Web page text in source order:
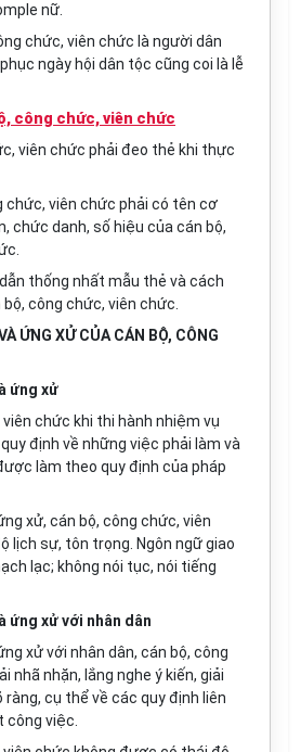
nữ.
chức, viên chức là người dân
ngày hội dân tộc cũng coi là lễ
công chức, viên chức
viên chức phải đeo thẻ khi thực
chức, viên chức phải có tên cơ
chức danh, số hiệu của cán bộ,
thống nhất mẫu thẻ và cách
công chức, viên chức.
ỨNG XỬ CỦA CÁN BỘ, CÔNG
ứng xử
chức khi thi hành nhiệm vụ
định về những việc phải làm và
làm theo quy định của pháp
xử, cán bộ, công chức, viên
lịch sự, tôn trọng. Ngôn ngữ giao
lạc; không nói tục, nói tiếng
ứng xử với nhân dân
xử với nhân dân, cán bộ, công
nhã nhặn, lắng nghe ý kiến, giải
cụ thể về các quy định liên
công việc.